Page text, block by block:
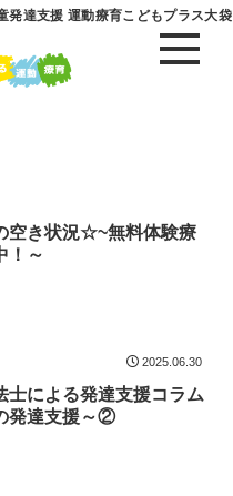
発達支援 運動療育こどもプラス大袋
空き状況☆~無料体験療
！～
2025.06.30
士による発達支援コラム
発達支援～②